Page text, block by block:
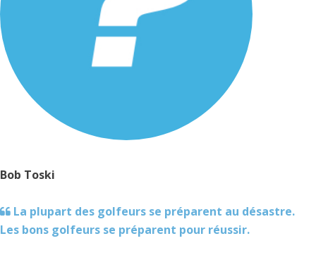
Bob Toski
La plupart des golfeurs se préparent au désastre.
Les bons golfeurs se préparent pour réussir.